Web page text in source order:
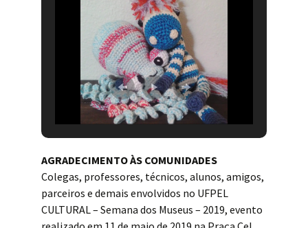
AGRADECIMENTO ÀS COMUNIDADES
Colegas, professores, técnicos, alunos, amigos,
parceiros e demais envolvidos no UFPEL
CULTURAL – Semana dos Museus – 2019, evento